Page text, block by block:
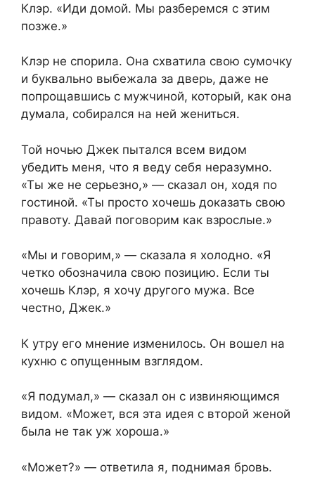
Клэр. «Иди домой. Мы разберемся с этим
позже.»
Клэр не спорила. Она схватила свою сумочку
и буквально выбежала за дверь, даже не
попрощавшись с мужчиной, который, как она
думала, собирался на ней жениться.
Той ночью Джек пытался всем видом
убедить меня, что я веду себя неразумно.
«Ты же не серьезно,» — сказал он, ходя по
гостиной. «Ты просто хочешь доказать свою
правоту. Давай поговорим как взрослые.»
«Мы и говорим,» — сказала я холодно. «Я
четко обозначила свою позицию. Если ты
хочешь Клэр, я хочу другого мужа. Все
честно, Джек.»
К утру его мнение изменилось. Он вошел на
кухню с опущенным взглядом.
«Я подумал,» — сказал он с извиняющимся
видом. «Может, вся эта идея с второй женой
была не так уж хороша.»
«Может?» — ответила я, поднимая бровь.